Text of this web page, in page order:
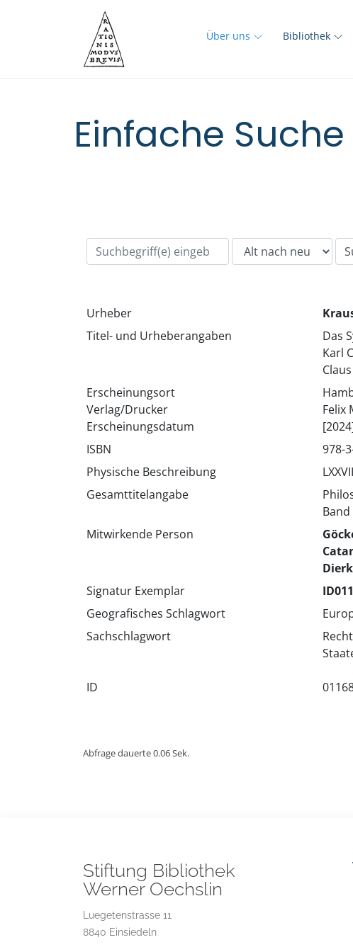
Über uns Bibliothek
Einfache
Urheber
Titel- und Urheberangaben
Das
Karl
Erscheinungsort
Verlag/Drucker
Erscheinungsdatum
Felix
ISBN
978-
Physische Beschreibung
Gesamttitelangabe
Band
Mitwirkende Person
Signatur Exemplar
Geografisches Schlagwort
Sachschlagwort
ID
Abfrage dauerte 0.06 Sek.
Stiftung Bibliothek
Werner Oechslin
Luegetenstrasse 11
8840 Einsiedeln